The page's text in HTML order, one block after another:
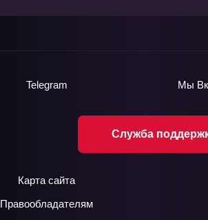
Служба
Telegram Мы
Карта сайта
Правообладателям